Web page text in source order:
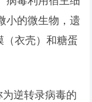
小的微生物，遗
衣壳）和糖蛋
逆转录病毒的